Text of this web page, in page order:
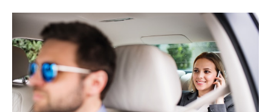
Termes et Conditions
Mentions légales
Privacy